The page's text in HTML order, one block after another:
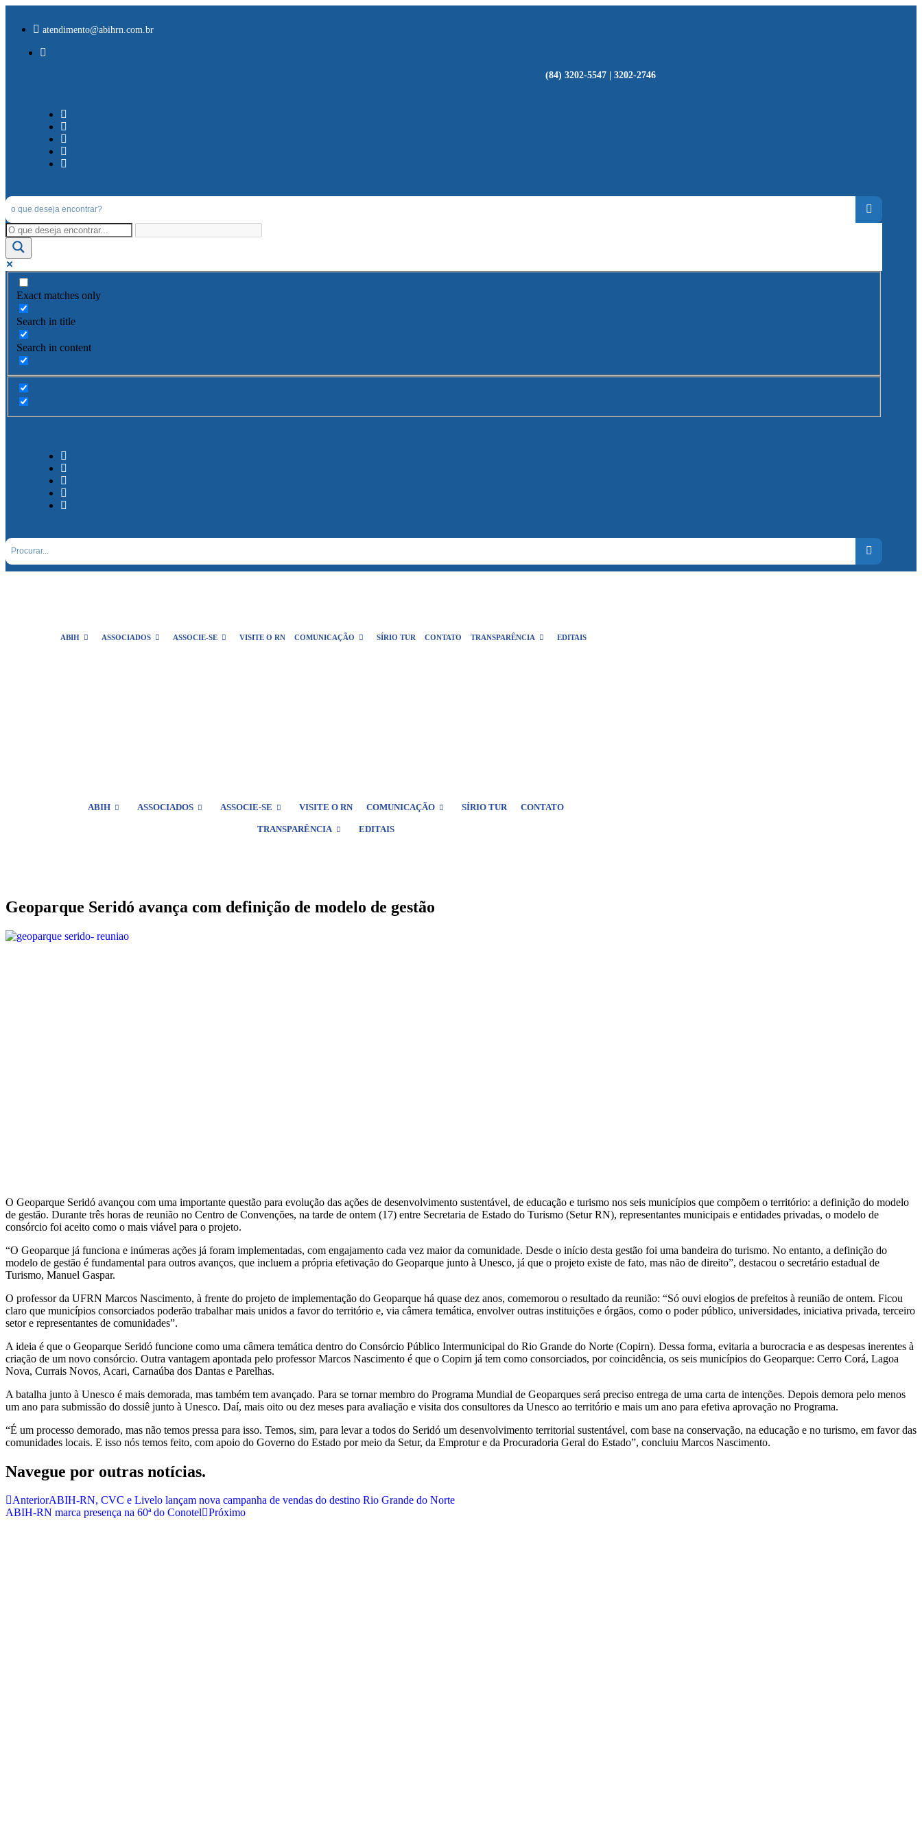
atendimento@abihrn.com.br
(84) 3202-5547 | 3202-2746
Exact matches only
Search in title
Search in content
ABIH ASSOCIADOS ASSOCIE-SE VISITE O RN COMUNICAÇÃO SÍRIO TUR CONTATO TRANSPARÊNCIA EDITAIS
ABIH ASSOCIADOS ASSOCIE-SE VISITE O RN COMUNICAÇÃO SÍRIO TUR CONTATO
TRANSPARÊNCIA EDITAIS
Geoparque Seridó avança com definição de modelo de gestão
O Geoparque Seridó avançou com uma importante questão para evolução das ações de desenvolvimento sustentável, de educação e turismo nos seis municípios que compõem o território: a definição do modelo
de gestão. Durante três horas de reunião no Centro de Convenções, na tarde de ontem (17) entre Secretaria de Estado do Turismo (Setur RN), representantes municipais e entidades privadas, o modelo de
consórcio foi aceito como o mais viável para o projeto.
“O Geoparque já funciona e inúmeras ações já foram implementadas, com engajamento cada vez maior da comunidade. Desde o início desta gestão foi uma bandeira do turismo. No entanto, a definição do
modelo de gestão é fundamental para outros avanços, que incluem a própria efetivação do Geoparque junto à Unesco, já que o projeto existe de fato, mas não de direito”, destacou o secretário estadual de
Turismo, Manuel Gaspar.
O professor da UFRN Marcos Nascimento, à frente do projeto de implementação do Geoparque há quase dez anos, comemorou o resultado da reunião: “Só ouvi elogios de prefeitos à reunião de ontem. Ficou
claro que municípios consorciados poderão trabalhar mais unidos a favor do território e, via câmera temática, envolver outras instituições e órgãos, como o poder público, universidades, iniciativa privada, terceiro
setor e representantes de comunidades”.
A ideia é que o Geoparque Seridó funcione como uma câmera temática dentro do Consórcio Público Intermunicipal do Rio Grande do Norte (Copirn). Dessa forma, evitaria a burocracia e as despesas inerentes à
criação de um novo consórcio. Outra vantagem apontada pelo professor Marcos Nascimento é que o Copirn já tem como consorciados, por coincidência, os seis municípios do Geoparque: Cerro Corá, Lagoa
Nova, Currais Novos, Acari, Carnaúba dos Dantas e Parelhas.
A batalha junto à Unesco é mais demorada, mas também tem avançado. Para se tornar membro do Programa Mundial de Geoparques será preciso entrega de uma carta de intenções. Depois demora pelo menos
um ano para submissão do dossiê junto à Unesco. Daí, mais oito ou dez meses para avaliação e visita dos consultores da Unesco ao território e mais um ano para efetiva aprovação no Programa.
“É um processo demorado, mas não temos pressa para isso. Temos, sim, para levar a todos do Seridó um desenvolvimento territorial sustentável, com base na conservação, na educação e no turismo, em favor das
comunidades locais. E isso nós temos feito, com apoio do Governo do Estado por meio da Setur, da Emprotur e da Procuradoria Geral do Estado”, concluiu Marcos Nascimento.
Navegue por outras notícias.
AnteriorABIH-RN, CVC e Livelo lançam nova campanha de vendas do destino Rio Grande do Norte
ABIH-RN marca presença na 60ª do Conotel Próximo